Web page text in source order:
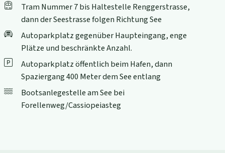
Tram Nummer 7 bis Haltestelle Renggerstrasse,
dann der Seestrasse folgen Richtung See
Autoparkplatz gegenüber Haupteingang, enge
Plätze und beschränkte Anzahl.
Autoparkplatz öffentlich beim Hafen, dann
Spaziergang 400 Meter dem See entlang
Bootsanlegestelle am See bei
Forellenweg/Cassiopeiasteg